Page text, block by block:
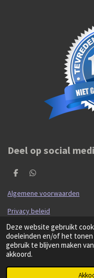
Deze website gebruikt
doeleinden en/of het
gebruik te blijven maken
akkoord.
Deel op social
D
l
e
D
l
e
Algemene voorwaarden
Privacy beleid
Powered by JouwWeb